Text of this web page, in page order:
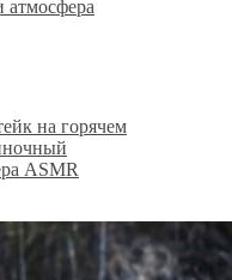
атмосфера
на горячем
ASMR